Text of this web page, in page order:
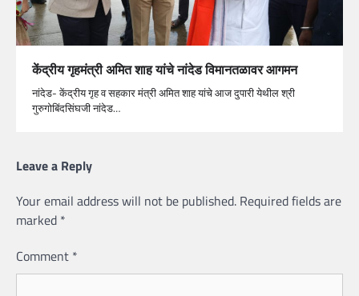
केंद्रीय गृहमंत्री अमित शाह यांचे नांदेड विमानतळावर आगमन
नांदेड- केंद्रीय गृह व सहकार मंत्री अमित शाह यांचे आज दुपारी येथील श्री
गुरुगोबिंदसिंघजी नांदेड…
Leave a Reply
Your email address will not be published. Required fields are
marked *
Comment *